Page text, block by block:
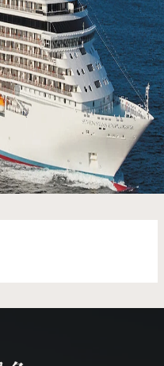
全新層次，從華麗的瑞金套
艙的每個角落